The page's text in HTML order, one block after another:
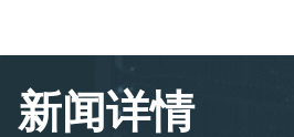
新闻详情